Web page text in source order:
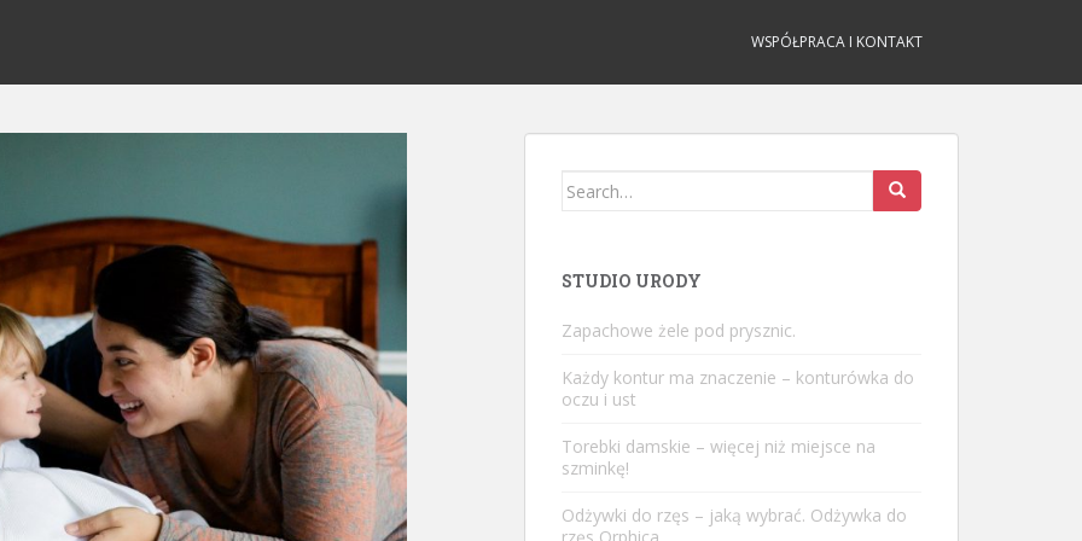
WSPÓŁPRACA I KONTAKT
Search
STUDIO URODY
Zapachowe żele pod prysznic.
Każdy kontur ma znaczenie – konturówka do
oczu i ust
Torebki damskie – więcej niż miejsce na
szminkę!
Odżywki do rzęs – jaką wybrać. Odżywka do